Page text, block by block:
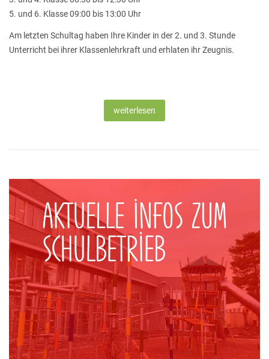
5. und 6. Klasse 09:00 bis 13:00 Uhr
Am letzten Schultag haben Ihre Kinder in der 2. und 3. Stunde
Unterricht bei ihrer Klassenlehrkraft und erhlaten ihr Zeugnis.
weiterlesen